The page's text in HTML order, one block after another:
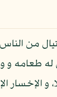
من
له طعامه و
الإخسار